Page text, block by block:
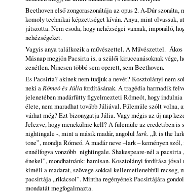
Beethoven első zongoraszonátája az opus 2. A-Dúr szonáta,
komoly technikai képzettséget kíván. Anya, mint olvassuk,
játszotta. Nem csoda, hogy nehézségei vannak, imponáló,
nehézségeket.
Vagyis anya találkozik a művészettel. A Művészettel. Ákos
Másnap megjön Pacsirta is, a szülői kiruccanásoknak vége,
zenétlen. Nincsen többé sem operett, sem Beethoven.
És Pacsirta? akinek nem tudjuk a nevét? Kosztolányi nem
neki a Rómeó ésJúliafordításának. A tragédia harmadik
jelenetében madárfütty figyelmezteti Rómeót, hogy
élete, nem maradhat tovább Júliával. Fülemüle szólt volna,
várhat még? Ezt bizonygatja Júlia. Vagy mégis az új nap
Jelezve, hogy menekülnie kell? A fülemüle az eredetiben is
nightingale -, mint a másik madár, angolul lark. „It is the
tone”, mondja Rómeó. A madár neve –lark – keményen
ennélfogva vonzóbb nightingale. Shakespeare-nél a pacsirta
énekel”, mondhatnánk: hamisan. Kosztolányi fordítása jóval
kíméli a madarat, szövege sokkal kellemetlenebbül recseg,
pacsirtája „rikácsol”. Mintha regényének Pacsirtájára
mondatát megfogalmazta.